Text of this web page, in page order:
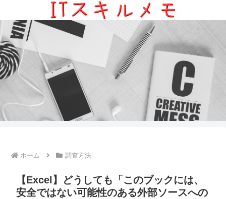
ホーム 調査方法
【Excel】どうしても「このブックには、
安全ではない可能性のある外部ソースへの